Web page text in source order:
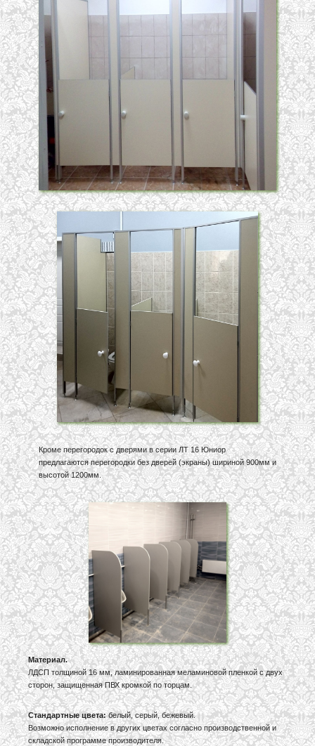
Кроме перегородок с дверями в серии ЛТ 16 Юниор
предлагаются перегородки без дверей (экраны) шириной 900мм и
высотой 1200мм.
Материал.
ЛДСП толщиной 16 мм, ламинированная меламиновой пленкой с двух
сторон, защищенная ПВХ кромкой по торцам.
Стандартные цвета:белый, серый, бежевый.
Возможно исполнение в других цветах согласно производственной и
складской программе производителя.